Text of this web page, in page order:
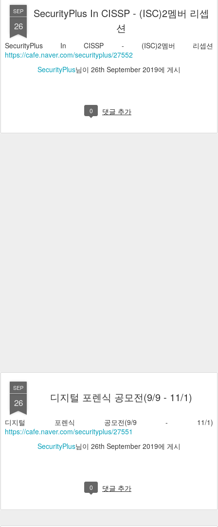
SEP
26
SecurityPlus In CISSP - (ISC)2멤버 리셉
션
SecurityPlus In CISSP - (ISC)2멤버 리셉션
https://cafe.naver.com/securityplus/27552
SecurityPlus님이 26th September 2019에 게시
0 댓글 추가
SEP
26 디지털 포렌식 공모전(9/9 - 11/1)
디지털 포렌식 공모전(9/9 - 11/1)
https://cafe.naver.com/securityplus/27551
SecurityPlus님이 26th September 2019에 게시
0 댓글 추가